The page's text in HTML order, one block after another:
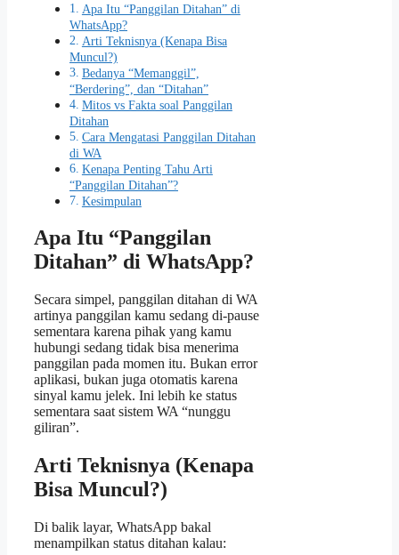
Apa Itu “Panggilan Ditahan” di
WhatsApp?
Arti Teknisnya (Kenapa Bisa
Muncul?)
Bedanya “Memanggil”,
“Berdering”, dan “Ditahan”
Mitos vs Fakta soal Panggilan
Ditahan
Cara Mengatasi Panggilan Ditahan
di WA
Kenapa Penting Tahu Arti
“Panggilan Ditahan”?
Kesimpulan
Apa Itu “Panggilan
Ditahan” di WhatsApp?
Secara simpel, panggilan ditahan di WA
artinya panggilan kamu sedang di-pause
sementara karena pihak yang kamu
hubungi sedang tidak bisa menerima
panggilan pada momen itu. Bukan error
aplikasi, bukan juga otomatis karena
sinyal kamu jelek. Ini lebih ke status
sementara saat sistem WA “nunggu
giliran”.
Arti Teknisnya (Kenapa
Bisa Muncul?)
Di balik layar, WhatsApp bakal
menampilkan status ditahan kalau: